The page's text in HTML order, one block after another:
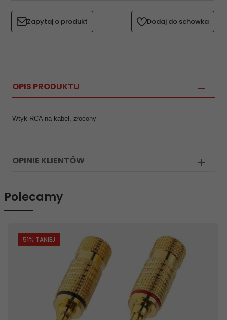
Zapytaj o produkt Dodaj do schowka
OPIS PRODUKTU
Wtyk RCA na kabel, złocony
OPINIE KLIENTÓW
Polecamy
51% TANIEJ